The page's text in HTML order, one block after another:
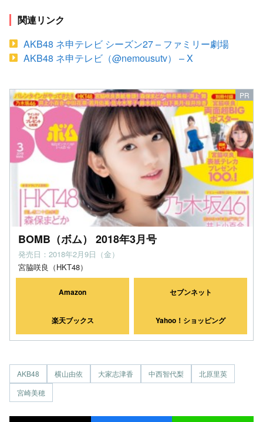
関連リンク
AKB48 ネ申テレビ シーズン27 – ファミリー劇場
AKB48 ネ申テレビ（@nemousutv） – X
BOMB（ボム） 2018年3月号
発売日：2018年2月9日（金）
宮脇咲良（HKT48）
Amazon セブンネット
楽天ブックス Yahoo！ショッピング
AKB48 横山由依 大家志津香 中西智代梨
北原里英
宮崎美穂